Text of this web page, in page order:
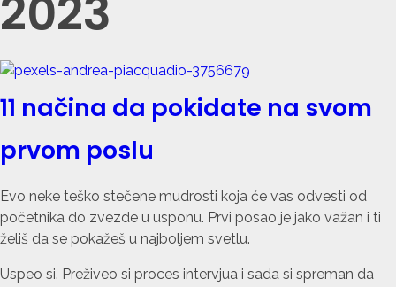
2023
11 načina da pokidate na svom
prvom poslu
Evo neke teško stečene mudrosti koja će vas odvesti od
početnika do zvezde u usponu. Prvi posao je jako važan i ti
želiš da se pokažeš u najboljem svetlu.
Uspeo si. Preživeo si proces intervjua i sada si spreman da